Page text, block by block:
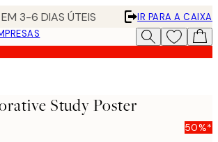
3-6 DIAS ÚTEIS
IR PARA A CAIXA
Study Poster
50%*